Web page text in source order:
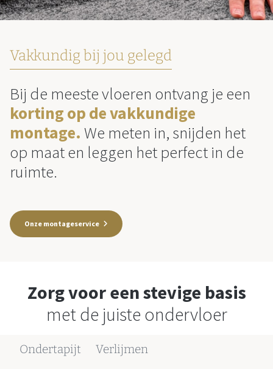
Vakkundig bij jou gelegd
Bij de meeste vloeren ontvang je een
korting op de vakkundige
montage. We meten in, snijden het
op maat en leggen het perfect in de
ruimte.
Onze montageservice
Zorg voor een stevige basis
met de juiste ondervloer
Ondertapijt Verlijmen